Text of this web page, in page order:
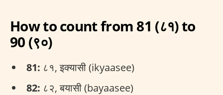
How to count from 81 (८१) to
90 (९०)
81: ८१, इक्यासी (ikyaasee)
82: ८२, बयासी (bayaasee)